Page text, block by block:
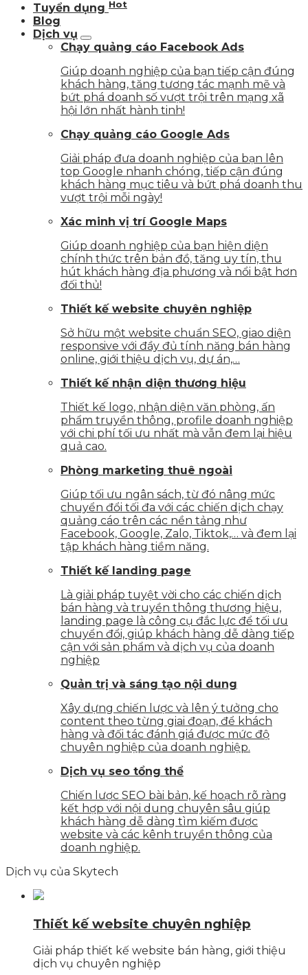
Tuyển dụng Hot
Blog
Dịch vụ
Chạy quảng cáo Facebook Ads
Giúp doanh nghiệp của bạn tiếp cận đúng
khách hàng, tăng tương tác mạnh mẽ và
bứt phá doanh số vượt trội trên mạng xã
hội lớn nhất hành tinh!
Chạy quảng cáo Google Ads
Giải pháp đưa doanh nghiệp của bạn lên
top Google nhanh chóng, tiếp cận đúng
khách hàng mục tiêu và bứt phá doanh thu
vượt trội mỗi ngày!
Xác minh vị trí Google Maps
Giúp doanh nghiệp của bạn hiện diện
chính thức trên bản đồ, tăng uy tín, thu
hút khách hàng địa phương và nổi bật hơn
đối thủ!
Thiết kế website chuyên nghiệp
Sở hữu một website chuẩn SEO, giao diện
responsive với đầy đủ tính năng bán hàng
online, giới thiệu dịch vụ, dự án,…
Thiết kế nhận diện thương hiệu
Thiết kế logo, nhận diện văn phòng, ấn
phẩm truyền thông, profile doanh nghiệp
với chi phí tối ưu nhất mà vẫn đem lại hiệu
quả cao.
Phòng marketing thuê ngoài
Giúp tối ưu ngân sách, từ đó nâng mức
chuyển đổi tối đa với các chiến dịch chạy
quảng cáo trên các nền tảng như
Facebook, Google, Zalo, Tiktok,… và đem lại
tập khách hàng tiềm năng.
Thiết kế landing page
Là giải pháp tuyệt vời cho các chiến dịch
bán hàng và truyền thông thương hiệu,
landing page là công cụ đắc lực để tối ưu
chuyển đổi, giúp khách hàng dễ dàng tiếp
cận với sản phẩm và dịch vụ của doanh
nghiệp
Quản trị và sáng tạo nội dung
Xây dựng chiến lược và lên ý tưởng cho
content theo từng giai đoạn, để khách
hàng và đối tác đánh giá được mức độ
chuyên nghiệp của doanh nghiệp.
Dịch vụ seo tổng thể
Chiến lược SEO bài bản, kế hoạch rõ ràng
kết hợp với nội dung chuyên sâu giúp
khách hàng dễ dàng tìm kiếm được
website và các kênh truyền thông của
doanh nghiệp.
Dịch vụ của Skytech
Thiết kế website chuyên nghiệp
Giải pháp thiết kế website bán hàng, giới thiệu
dịch vụ chuyên nghiệp